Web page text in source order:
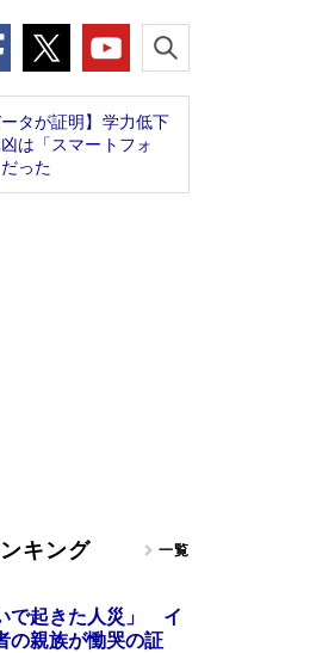
ータが証明】学力低下
は「スマートフォ
った
キング 一覧
で起きた人災」 イ
の親族が慟哭の証